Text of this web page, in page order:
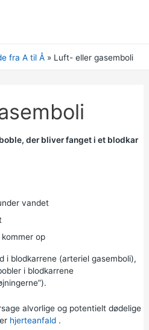
fra A til Å Luft- eller gasemboli
der bliver fanget i et blodkar
vandet
op
i blodkarrene (arteriel gasemboli),
i blodkarrene
alvorlige og potentielt dødelige
hjerteanfald.